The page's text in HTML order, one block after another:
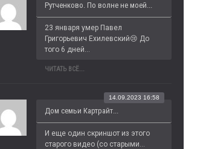
Рутченково. По волне не моей...
23 января умер Павел
Григорьевич Ехилевский😢 До
того 6 дней...
ЧИТАТЬ ВСЁ...
Дом семьи Картрайт...
14.09.2023 16:58
И еще один скриншот из этого
старого видео (со старыми...